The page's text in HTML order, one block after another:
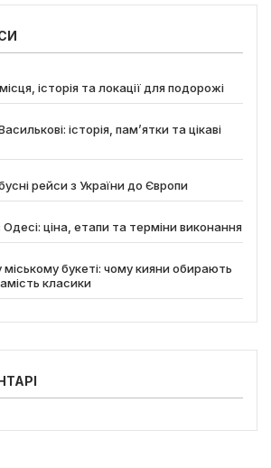
історія та локації для подорожі
історія, пам’ятки та цікаві
рейси з України до Європи
ціна, етапи та терміни виконання
букеті: чому кияни обирають
класики